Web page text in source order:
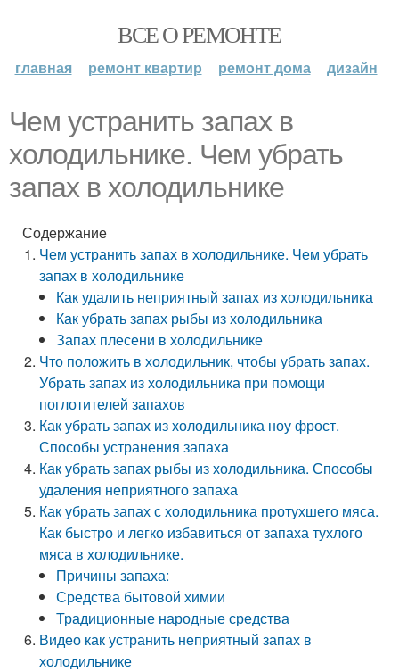
ВСЕ О РЕМОНТЕ
главная ремонт квартир ремонт дома дизайн
Чем устранить запах в
холодильнике. Чем убрать
запах в холодильнике
Содержание
Чем устранить запах в холодильнике. Чем убрать
запах в холодильнике
Как удалить неприятный запах из холодильника
Как убрать запах рыбы из холодильника
Запах плесени в холодильнике
Что положить в холодильник, чтобы убрать запах.
Убрать запах из холодильника при помощи
поглотителей запахов
Как убрать запах из холодильника ноу фрост.
Способы устранения запаха
Как убрать запах рыбы из холодильника. Способы
удаления неприятного запаха
Как убрать запах с холодильника протухшего мяса.
Как быстро и легко избавиться от запаха тухлого
мяса в холодильнике.
Причины запаха:
Средства бытовой химии
Традиционные народные средства
Видео как устранить неприятный запах в
холодильнике